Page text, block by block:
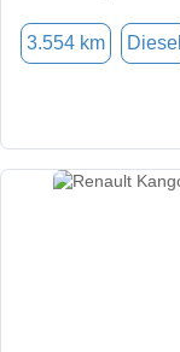
3.554 km Diesel